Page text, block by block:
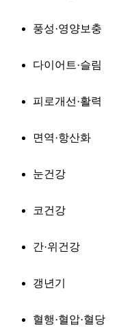
풍성·영양보충
다이어트·슬림
피로개선·활력
면역·항산화
눈건강
코건강
간·위건강
갱년기
혈행·혈압·혈당